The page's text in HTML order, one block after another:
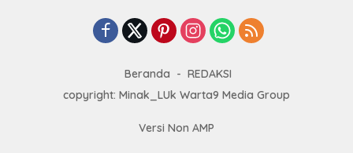
Beranda
REDAKSI
copyright: Minak_LUk Warta9 Media Group
Versi Non AMP